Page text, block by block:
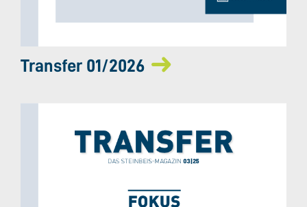
Transfer 01/2026